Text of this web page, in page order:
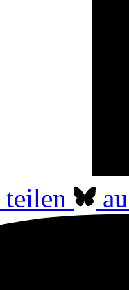
teilen